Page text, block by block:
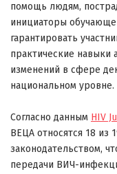
помощь людям,
инициаторы
гарантировать
практические навыки
изменений в сфере
национальном уровне.
Согласно данным HIV
ВЕЦА относятся 18 из
законодательством,
передачи ВИЧ-